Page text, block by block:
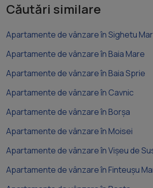
Căutări similare
Apartamente de vânzare în Sighetu
Apartamente de vânzare în Baia Mare
Apartamente de vânzare în Baia Sprie
Apartamente de vânzare în Cavnic
Apartamente de vânzare în Borșa
Apartamente de vânzare în Moisei
Apartamente de vânzare în Vișeu de
Apartamente de vânzare în Finteușu